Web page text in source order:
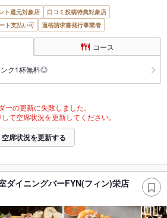
ト還元対象店
口コミ投稿特典対象店
ト支払い可 適格請求書発行事業者
コース
ンク1杯無料◎
ーの更新に失敗しました。
て空席状況を更新してください。
空席状況を更新する
イニングバーFYN(フィン)栄店